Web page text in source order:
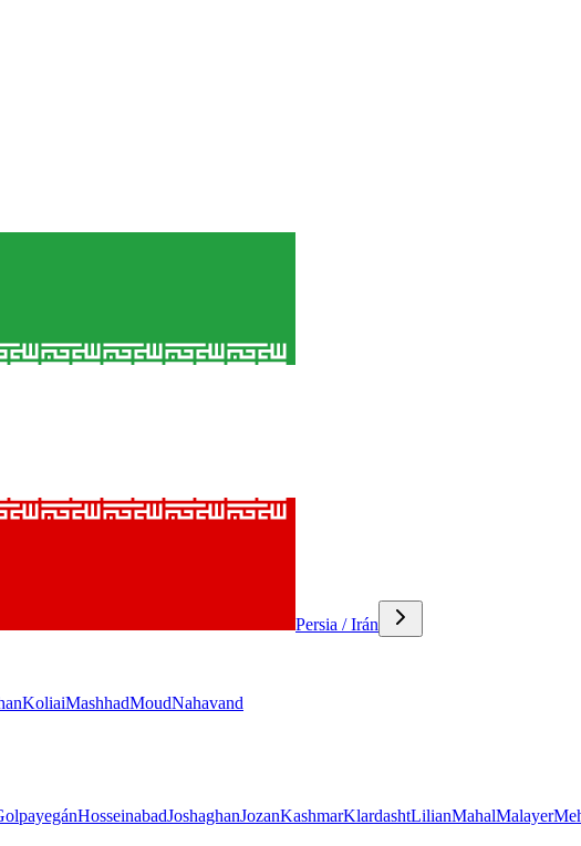
Persia / Irán
KoliaiMashhadMoudNahavand
HosseinabadJoshaghanJozanKashmarKlardashtLilianMahalMalayer